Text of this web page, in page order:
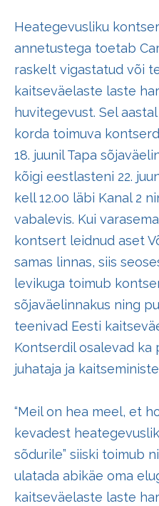
Heategevusliku
annetustega toetab
raskelt vigastatud või
kaitseväelaste laste
huvitegevust. Sel
korda toimuva
18. juunil Tapa
kõigi eestlasteni 22.
kell 12.00 läbi Kanal 2
vabalevis. Kui
kontsert leidnud aset
samas linnas, siis
levikuga toimub
sõjaväelinnakus ning
teenivad Eesti
Kontserdil osalevad ka
juhataja ja
“Meil on hea meel, et
kevadest
sõdurile” siiski toimub
ulatada abikäe oma
kaitseväelaste laste